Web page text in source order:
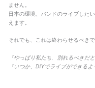
ません。
日本の環境、バンドのライブした
えます。
それでも、これは終わらせるべきで
『やっぱり私たち、別れるべきだと
『いつか、DIYでライブができる